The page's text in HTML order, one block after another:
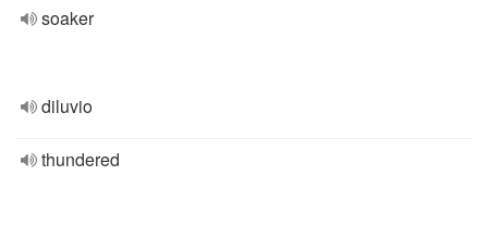
soaker
diluvio
thundered